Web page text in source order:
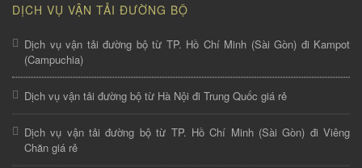
DỊCH VỤ VẬN TẢI ĐƯỜNG BỘ
Dịch vụ vận tải đường bộ từ TP. Hồ Chí Minh (Sài Gòn) đi Kampot
(Campuchia)
Dịch vụ vận tải đường bộ từ Hà Nội đi Trung Quốc giá rẻ
Dịch vụ vận tải đường bộ từ TP. Hồ Chí Minh (Sài Gòn) đi Viêng
Chăn giá rẻ